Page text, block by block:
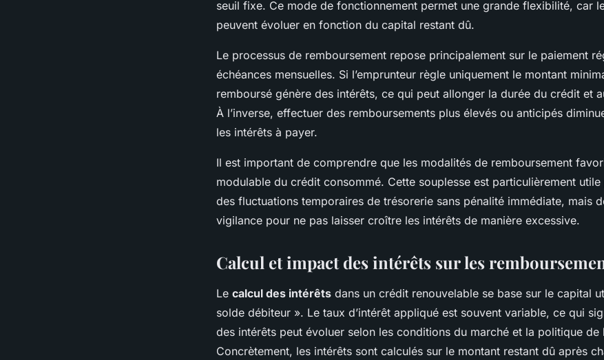
seuil fixe. Ce mode de fonctionnement permet une grande flexibilité, car
peuvent évoluer en fonction du capital restant dû.
Le processus de remboursement repose principalement sur le paiement
échéances mensuelles. Si l’emprunteur règle uniquement le montant
remboursé génère des intérêts, ce qui peut allonger la durée du crédit et
À l’inverse, effectuer des remboursements plus élevés ou anticipés
les intérêts à payer.
Il est important de comprendre que les modalités de remboursement
modulable du crédit consommé. Cette souplesse est particulièrement utile
des fluctuations temporaires de trésorerie sans pénalité immédiate, mais
vigilance pour ne pas laisser croître les intérêts de manière excessive.
Calcul et impact des intérêts sur les
Le calcul des intérêts dans un crédit renouvelable se base sur le capital
solde débiteur ». Le taux d’intérêt appliqué est souvent variable, ce qui
des intérêts peut évoluer selon les conditions du marché et la politique de
Concrètement, les intérêts sont calculés sur le montant restant dû après